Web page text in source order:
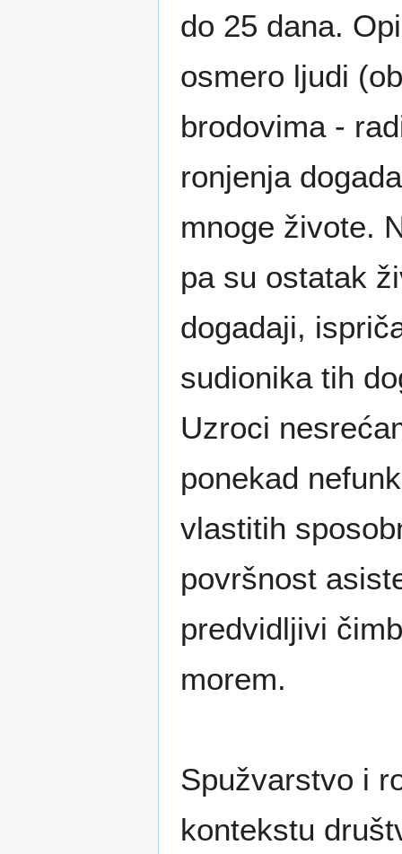
do 25 dana.
osmero ljudi
brodovima -
ronjenja
mnoge živote.
pa su ostatak
dogadaji,
sudionika tih
Uzroci
ponekad
vlastitih
površnost
predvidljivi
morem.
Spužvarstvo i
kontekstu